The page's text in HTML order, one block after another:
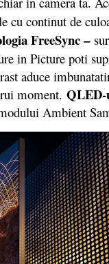
cu continut de
FreeSync –
in Picture poti
aduce
moment. QLED-
Ambient